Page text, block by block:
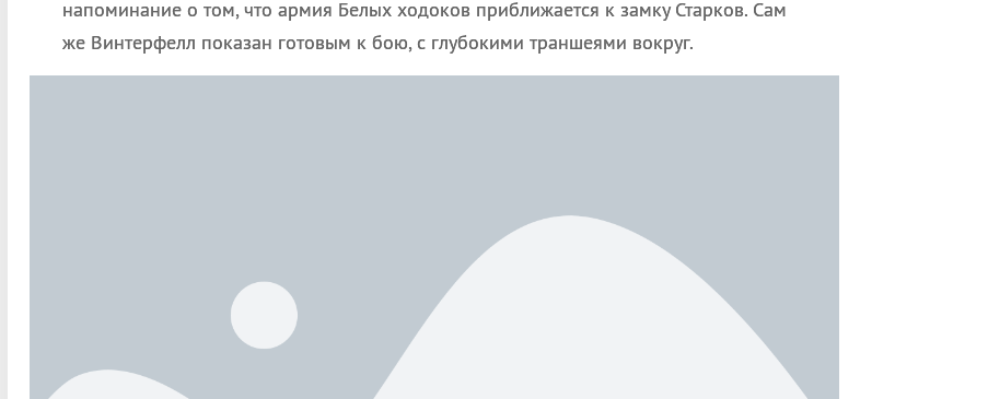
напоминание о том, что армия Белых ходоков приближается к замку Старков. Сам
же Винтерфелл показан готовым к бою, с глубокими траншеями вокруг.